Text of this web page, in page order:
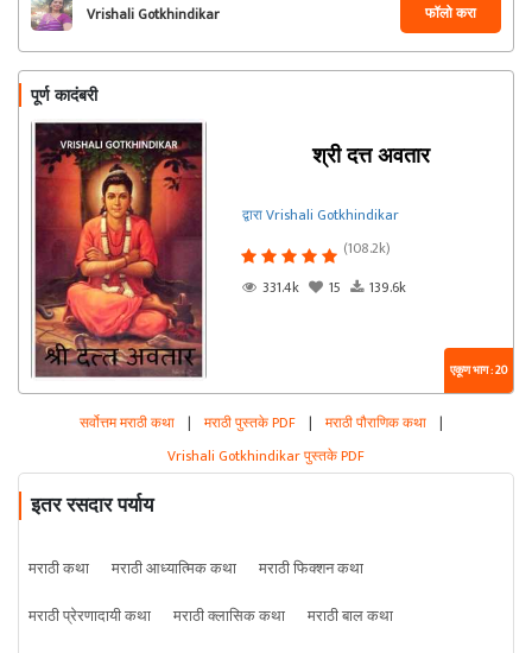
Vrishali Gotkhindikar फॉलो करा
पूर्ण कादंबरी
श्री दत्त अवतार
द्वारा Vrishali Gotkhindikar
(108.2k)
331.4k
15 139.6k
एकूण भाग : 20
सर्वोत्तम मराठी कथा | मराठी पुस्तके PDF | मराठी पौराणिक कथा |
Vrishali Gotkhindikar पुस्तके PDF
इतर रसदार पर्याय
मराठी कथा मराठी आध्यात्मिक कथा
मराठी फिक्शन कथा
मराठी प्रेरणादायी कथा
मराठी क्लासिक कथा
मराठी बाल कथा